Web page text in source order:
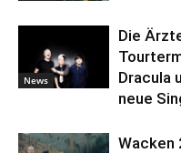
News
Die
Dracula
neue
Wacken